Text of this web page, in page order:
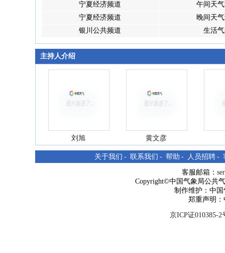
宁夏经济频道
午间天
宁夏经济频道
晚间天
银川公共频道
生活
主持人介绍
刘旭 黄文彦
关于我们 - 联系我们 - 帮助 - 人员招聘 -
客服邮箱：
Copyright©中国气象局公共
制作维护：中
郑重声明
京ICP证010385-2